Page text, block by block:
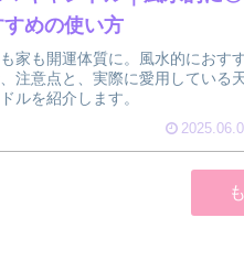
めの使い方
家も開運体質に。風水的におす
注意点と、実際に愛用している
ルを紹介します。